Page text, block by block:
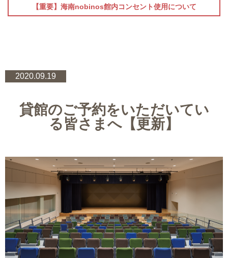
【重要】海南nobinos館内コンセント使用について
2020.09.19
貸館のご予約をいただいてい
る皆さまへ【更新】